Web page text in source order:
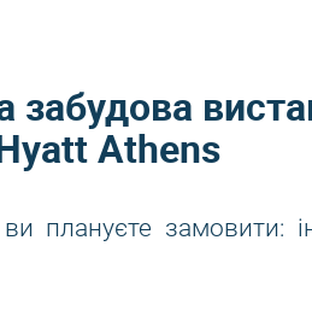
забудова
Athens
плануєте замовити: